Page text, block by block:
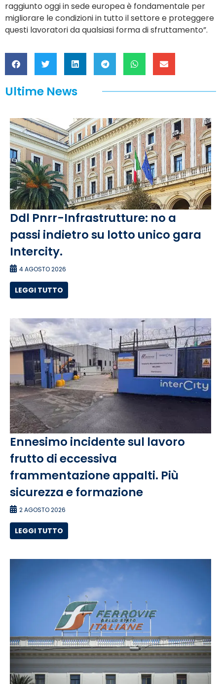
raggiunto oggi in sede europea è fondamentale per
migliorare le condizioni in tutto il settore e proteggere
questi lavoratori da qualsiasi forma di sfruttamento”.
Ultime News
Ddl Pnrr-Infrastrutture: no a
passi indietro su lotto unico gara
Intercity.
4 AGOSTO 2026
LEGGI TUTTO
Ennesimo incidente sul lavoro
frutto di eccessiva
frammentazione appalti. Più
sicurezza e formazione
2 AGOSTO 2026
LEGGI TUTTO